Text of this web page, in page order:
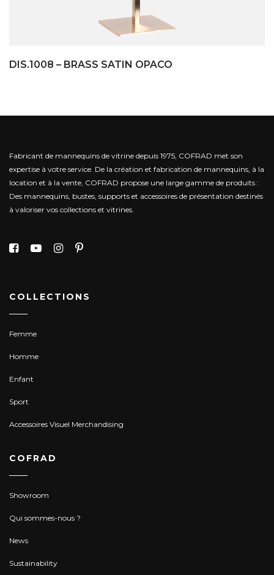
DIS.1008 – BRASS SATIN OPACO
Fabricant de mannequins de vitrine depuis 1975, COFRAD met son
expertise à votre service. De la création et fabrication de mannequins, à la
location et à la vente, COFRAD propose une large gamme de produits :
Des mannequins, bustes, supports et accessoires de présentation destinés
à valoriser vos collections et vitrines.
COLLECTIONS
Femme
Homme
Enfant
Sport
Accessoires Visuel Merchandising
COFRAD
Showroom
Qui sommes-nous ?
News
Sustainability